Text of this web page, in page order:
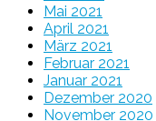
Mai 2021
April 2021
März 2021
Februar 2021
Januar 2021
Dezember 2020
November 2020